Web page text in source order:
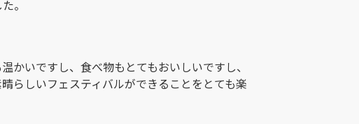
。
かいですし、食べ物もとてもおいしいですし、
らしいフェスティバルができることをとても楽